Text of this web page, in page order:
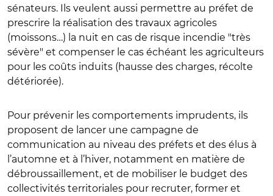
sénateurs. Ils veulent aussi permettre au préfet de
prescrire la réalisation des travaux agricoles
(moissons…) la nuit en cas de risque incendie "très
sévère" et compenser le cas échéant les agriculteurs
pour les coûts induits (hausse des charges, récolte
détériorée).
Pour prévenir les comportements imprudents, ils
proposent de lancer une campagne de
communication au niveau des préfets et des élus à
l’automne et à l’hiver, notamment en matière de
débroussaillement, et de mobiliser le budget des
collectivités territoriales pour recruter, former et